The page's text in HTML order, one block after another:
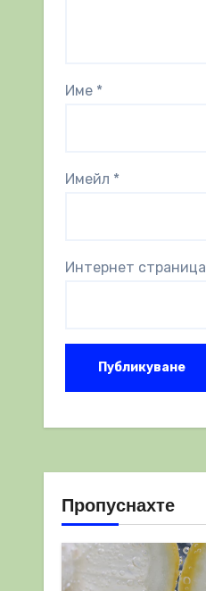
Име *
Имейл *
Интернет страница
Пропуснахте